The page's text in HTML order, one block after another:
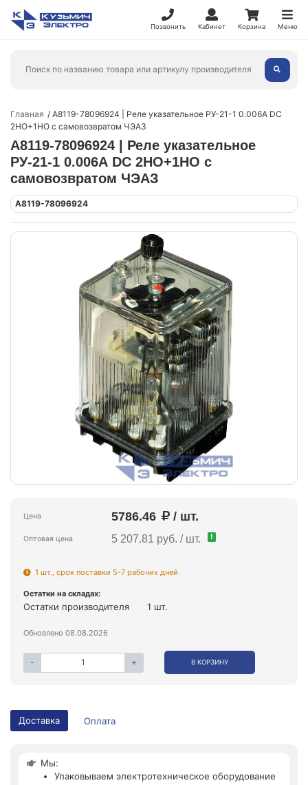
Позвонить Кабинет Корзина Меню
Главная
A8119-78096924 | Реле указательное РУ-21-1 0.006А DC
2НО+1НО с самовозвратом ЧЭАЗ
A8119-78096924 | Реле указательное
РУ-21-1 0.006А DC 2НО+1НО с
самовозвратом ЧЭАЗ
A8119-78096924
Цена 5786.46 / шт.
Оптовая цена 5 207.81 руб. / шт. !
1 шт., срок поставки 5-7 рабочих дней
Остатки на складах:
Остатки производителя 1 шт.
Обновлено 08.08.2026
- + В КОРЗИНУ
Доставка Оплата
Мы:
Упаковываем электротехническое оборудование